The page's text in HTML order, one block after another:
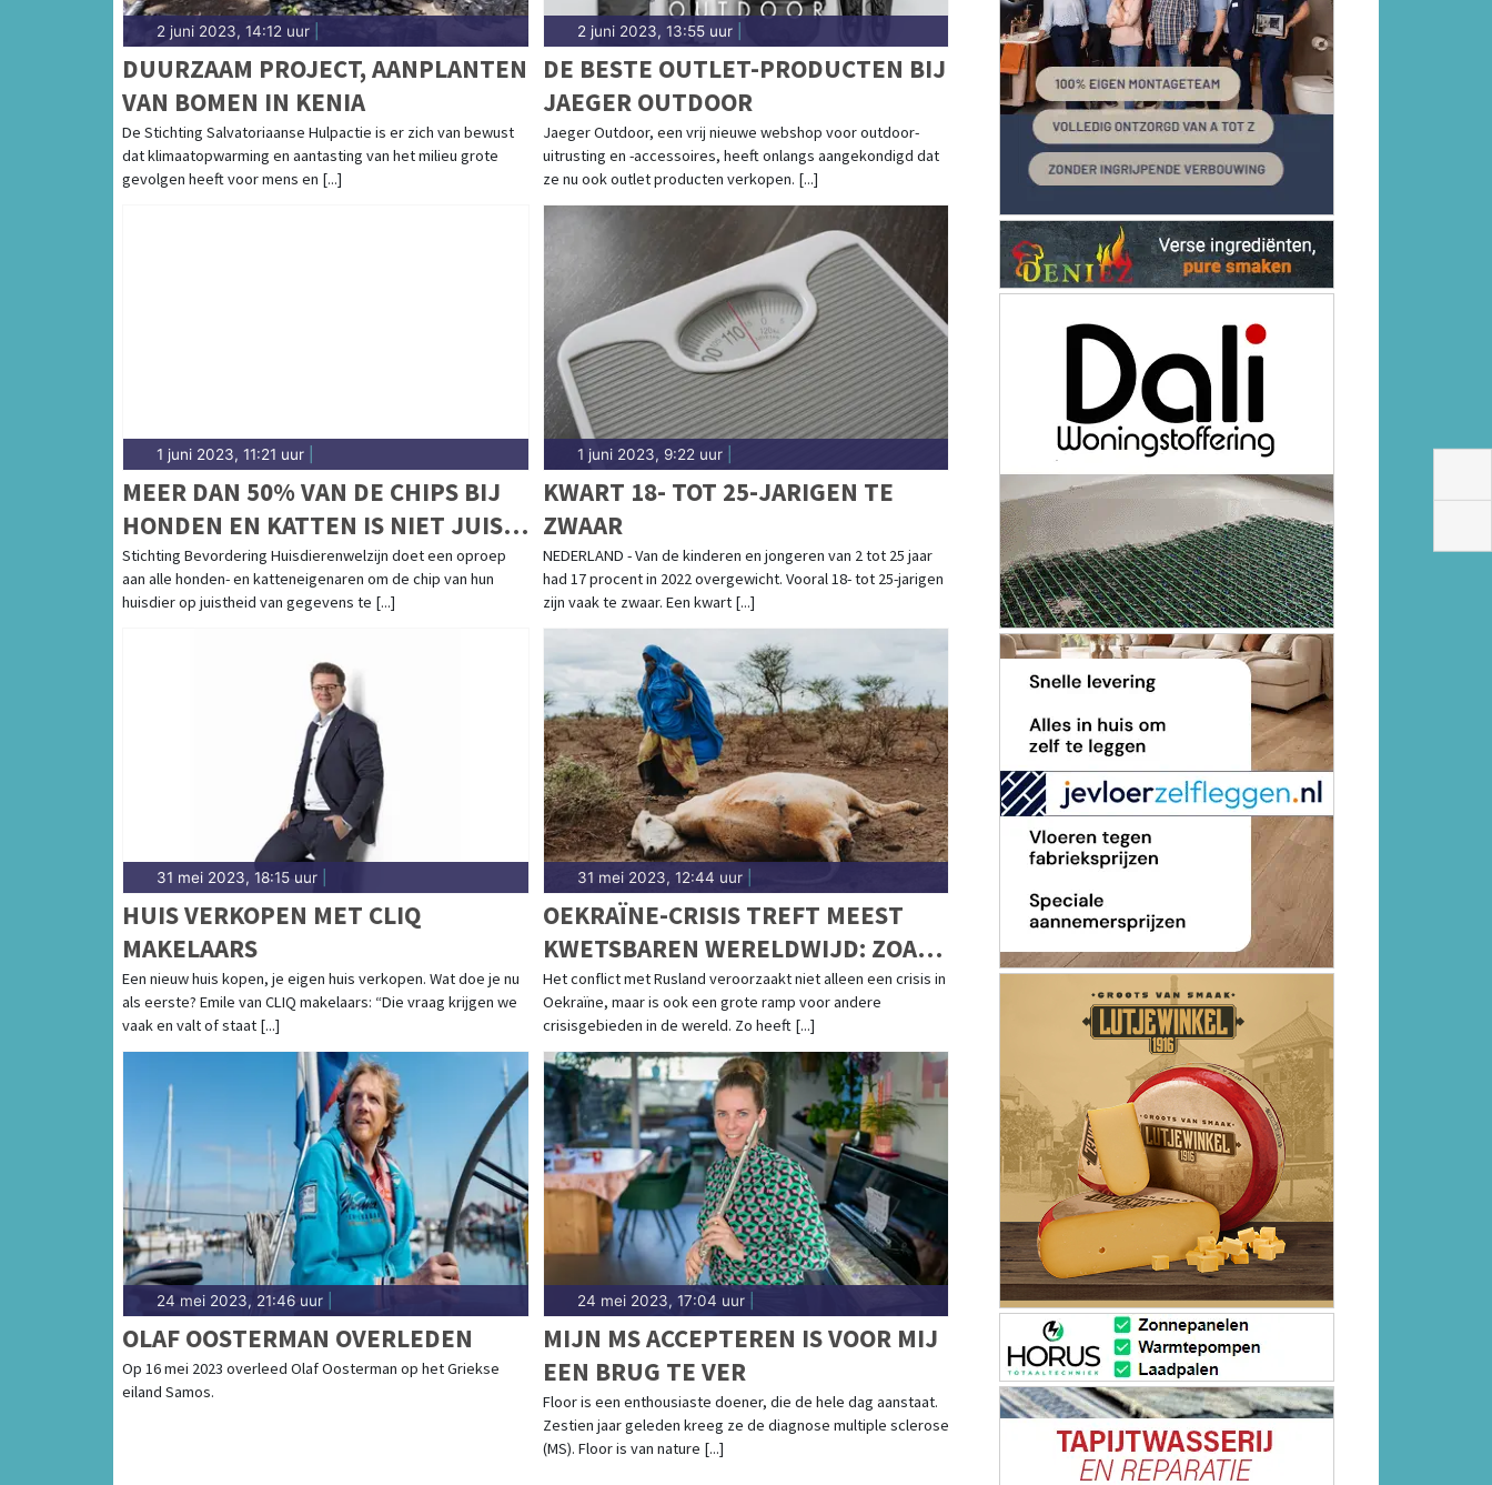
2 juni 2023, 14:12 uur
DUURZAAM PROJECT, AANPLANTEN
VAN BOMEN IN KENIA
De Stichting Salvatoriaanse Hulpactie is er zich van bewust
dat klimaatopwarming en aantasting van het milieu grote
gevolgen heeft voor mens en [...]
2 juni 2023, 13:55 uur|
DE BESTE OUTLET-PRODUCTEN BIJ
JAEGER OUTDOOR
Jaeger Outdoor, een vrij nieuwe webshop voor outdoor-
uitrusting en -accessoires, heeft onlangs aangekondigd dat
ze nu ook outlet producten verkopen. [...]
1 juni 2023, 11:21 uur
MEER DAN 50% VAN DE CHIPS BIJ
HONDEN EN KATTEN IS NIET JUIST
GEREGISTREERD
Stichting Bevordering Huisdierenwelzijn doet een oproep
aan alle honden- en katteneigenaren om de chip van hun
huisdier op juistheid van gegevens te [...]
1 juni 2023, 9:22 uur|
KWART 18- TOT 25-JARIGEN TE
ZWAAR
NEDERLAND - Van de kinderen en jongeren van 2 tot 25 jaar
had 17 procent in 2022 overgewicht. Vooral 18- tot 25-jarigen
zijn vaak te zwaar. Een kwart [...]
31 mei 2023, 18:15 uur
HUIS VERKOPEN MET CLIQ
MAKELAARS
Een nieuw huis kopen, je eigen huis verkopen. Wat doe je nu
als eerste? Emile van CLIQ makelaars: “Die vraag krijgen we
vaak en valt of staat [...]
31 mei 2023, 12:44 uur|
OEKRAÏNE-CRISIS TREFT MEEST
KWETSBAREN WERELDWIJD: ZOA
PUBLICEERT JAARVERSLAG 2022
Het conflict met Rusland veroorzaakt niet alleen een crisis in
Oekraïne, maar is ook een grote ramp voor andere
crisisgebieden in de wereld. Zo heeft [...]
24 mei 2023, 21:46 uur
OLAF OOSTERMAN OVERLEDEN
Op 16 mei 2023 overleed Olaf Oosterman op het Griekse
eiland Samos.
24 mei 2023, 17:04 uur|
MIJN MS ACCEPTEREN IS VOOR MIJ
EEN BRUG TE VER
Floor is een enthousiaste doener, die de hele dag aanstaat.
Zestien jaar geleden kreeg ze de diagnose multiple sclerose
(MS). Floor is van nature [...]